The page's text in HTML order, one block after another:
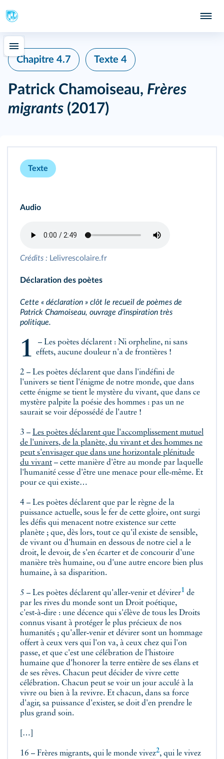
Chapitre 4.7 Texte 4
Patrick Chamoiseau, Frères
migrants (2017)
Texte
Audio
Crédits : Lelivrescolaire.fr
Déclaration des poètes
Cette « déclaration » clôt le recueil de poèmes de
Patrick Chamoiseau, ouvrage d'inspiration très
politique.
1 – Les poètes déclarent : Ni orpheline, ni sans effets, aucune douleur n'a de frontières !
2 – Les poètes déclarent que dans l'indéfini de
l'univers se tient l'énigme de notre monde, que dans
cette énigme se tient le mystère du vivant, que dans ce
mystère palpite la poésie des hommes : pas un ne
saurait se voir dépossédé de l'autre !
3 – Les poètes déclarent que l'accomplissement mutuel
de l'univers, de la planète, du vivant et des hommes ne
peut s'envisager que dans une horizontale plénitude
du vivant – cette manière d'être au monde par laquelle
l'humanité cesse d'être une menace pour elle‑même. Et
pour ce qui existe…
4 – Les poètes déclarent que par le règne de la
puissance actuelle, sous le fer de cette gloire, ont surgi
les défis qui menacent notre existence sur cette
planète ; que, dès lors, tout ce qu'il existe de sensible,
de vivant ou d'humain en dessous de notre ciel a le
droit, le devoir, de s'en écarter et de concourir d'une
manière très humaine, ou d'une autre encore bien plus
humaine, à sa disparition.
5 – Les poètes déclarent qu'aller‑venir et dévirer1 de
par les rives du monde sont un Droit poétique,
c'est‑à‑dire : une décence qui s'élève de tous les Droits
connus visant à protéger le plus précieux de nos
humanités ; qu'aller‑venir et dévirer sont un hommage
offert à ceux vers qui l'on va, à ceux chez qui l'on
passe, et que c'est une célébration de l'histoire
humaine que d'honorer la terre entière de ses élans et
de ses rêves. Chacun peut décider de vivre cette
célébration. Chacun peut se voir un jour acculé à la
vivre ou bien à la revivre. Et chacun, dans sa force
d'agir, sa puissance d'exister, se doit d'en prendre le
plus grand soin.
[…]
16 – Frères migrants, qui le monde vivez2, qui le vivez